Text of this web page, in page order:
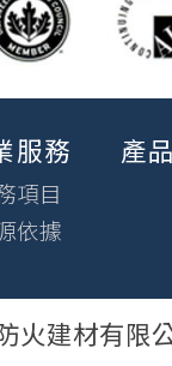
服務
項目
依據
產
火建材有限